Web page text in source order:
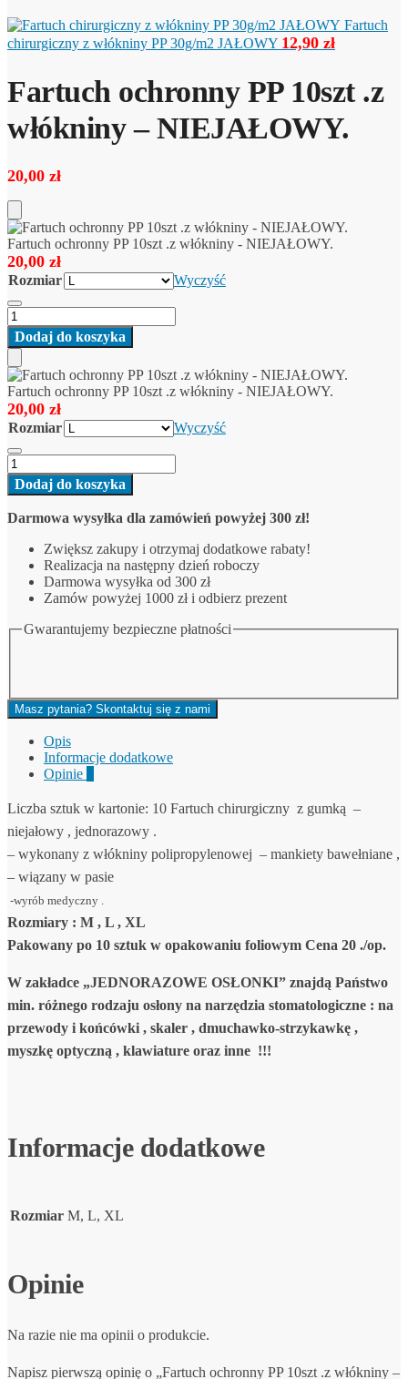
Fartuch
chirurgiczny z włókniny PP 30g/m2 JAŁOWY 12,90 zł
Fartuch ochronny PP 10szt .z
włókniny – NIEJAŁOWY.
20,00 zł
Add
to
Cart
Fartuch ochronny PP 10szt .z włókniny - NIEJAŁOWY.
20,00 zł
Rozmiar Wyczyść
ilość
Fartuch
ochronny
PP
10szt
.z
włókniny
-
NIEJAŁOWY.
Dodaj do koszyka
Add
to
Cart
Fartuch ochronny PP 10szt .z włókniny - NIEJAŁOWY.
20,00 zł
Rozmiar Wyczyść
ilość
Fartuch
ochronny
PP
10szt
włókniny
NIEJAŁOWY.
Dodaj do koszyka
Darmowa wysyłka dla zamówień powyżej 300 zł!
Zwiększ zakupy i otrzymaj dodatkowe rabaty!
Realizacja na następny dzień roboczy
Darmowa wysyłka od 300 zł
Zamów powyżej 1000 zł i odbierz prezent
Gwarantujemy bezpieczne płatności
Masz pytania? Skontaktuj się z nami
Opis
Informacje dodatkowe
Opinie
Liczba sztuk w kartonie: 10 Fartuch chirurgiczny z gumką –
niejałowy , jednorazowy .
– wykonany z włókniny polipropylenowej – mankiety bawełniane ,
– wiązany w pasie
-wyrób medyczny .
Rozmiary : M , L , XL
Pakowany po 10 sztuk w opakowaniu foliowym Cena 20 ./op.
W zakładce „JEDNORAZOWE OSŁONKI” znajdą Państwo
min. różnego rodzaju osłony na narzędzia stomatologiczne : na
przewody i końcówki , skaler , dmuchawko-strzykawkę ,
myszkę optyczną , klawiature oraz inne !!!
Informacje dodatkowe
Rozmiar M, L, XL
Opinie
Na razie nie ma opinii o produkcie.
Napisz pierwszą opinię o „Fartuch ochronny PP 10szt .z włókniny –